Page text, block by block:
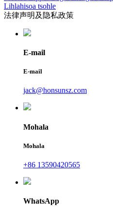
Lihlahisoa tsohle
法律声明及隐私政策
E-mail
E-mail
jack@honsunsz.com
Mohala
Mohala
+86 13590420565
WhatsApp